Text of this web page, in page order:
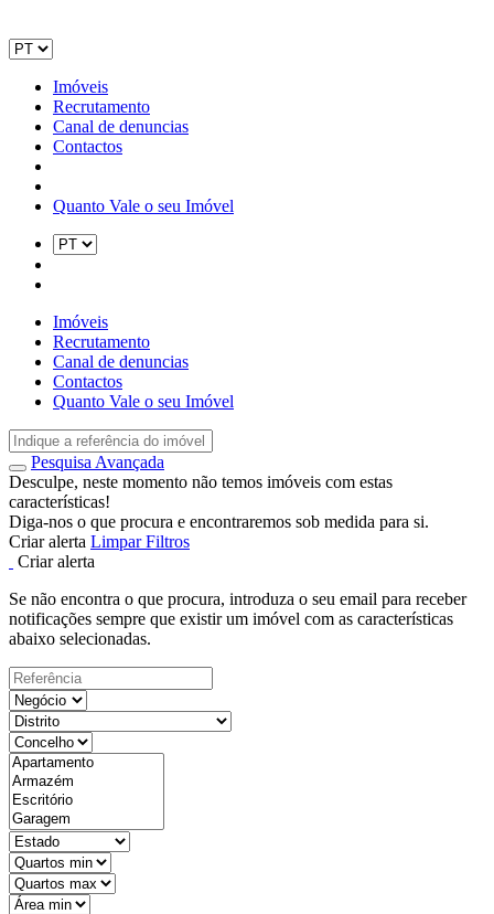
Imóveis
Recrutamento
Canal de denuncias
Contactos
Quanto Vale o seu Imóvel
Imóveis
Recrutamento
Canal de denuncias
Contactos
Quanto Vale o seu Imóvel
Pesquisa Avançada
Desculpe, neste momento não temos imóveis com estas
características!
Diga-nos o que procura e encontraremos sob medida para si.
Criar alerta Limpar Filtros
Criar alerta
Se não encontra o que procura, introduza o seu email para receber
notificações sempre que existir um imóvel com as características
abaixo selecionadas.